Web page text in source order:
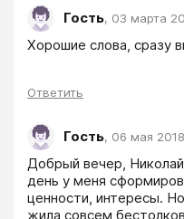
Гость, 03 марта
Хорошие слова, сразу
Ответить
Гость, 06 мая
Добрый вечер,
день у меня
ценности, интересы.
жила совсем